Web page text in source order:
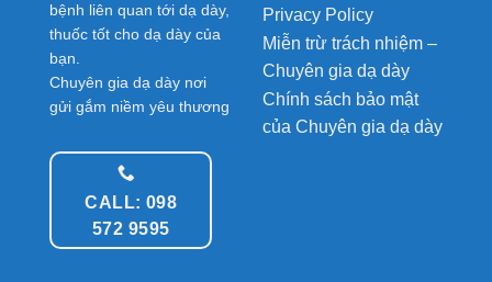
bệnh liên quan tới dạ dày,
thuốc tốt cho dạ dày của
bạn.
Chuyên gia dạ dày nơi
gửi gắm niềm yêu thương
CALL: 098
572 9595
Privacy Policy
Miễn trừ trách nhiệm –
Chuyên gia dạ dày
Chính sách bảo mật
của Chuyên gia dạ dày